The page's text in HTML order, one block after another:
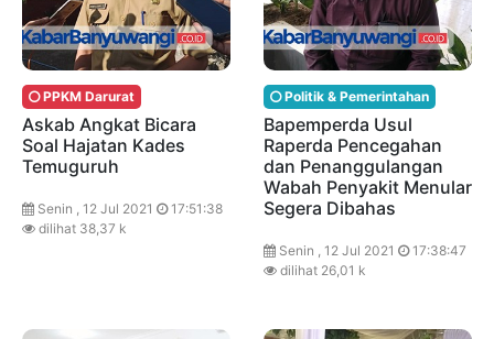
PPKM Darurat
Askab Angkat Bicara
Soal Hajatan Kades
Temuguruh
Senin , 12 Jul 2021
17:51:38
dilihat 38,37 k
Politik & Pemerintahan
Bapemperda Usul
Raperda Pencegahan
dan Penanggulangan
Wabah Penyakit Menular
Segera Dibahas
Senin , 12 Jul 2021
17:38:47
dilihat 26,01 k